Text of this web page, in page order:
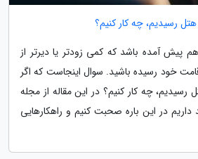
هتل رسیدیم، چه کار کنیم؟
هم پیش آمده باشد که کمی زودتر یا دیرتر از
خود رسیده باشید. سوال اینجاست که اگر
رسیدیم، چه کار کنیم؟ در این مقاله از مجله
در این باره صحبت کنیم و راهکارهایی